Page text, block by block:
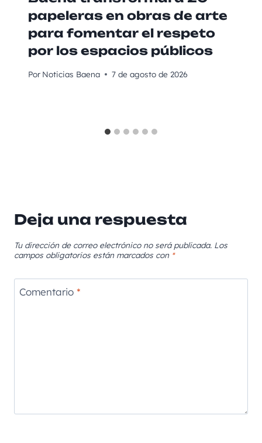
papeleras en obras de arte
para fomentar el respeto
por los espacios públicos
Por Noticias Baena 7 de agosto de 2026
Deja una respuesta
Tu dirección de correo electrónico no será publicada. Los
campos obligatorios están marcados con *
Comentario *